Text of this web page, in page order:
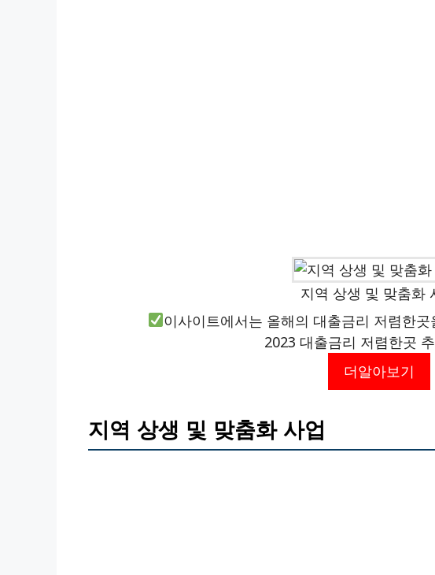
지역 상생 및 맞춤화
이사이트에서는 올해의 대출금리 저렴한
2023 대출금리 저렴한곳
더알아보기
지역 상생 및 맞춤화 사업